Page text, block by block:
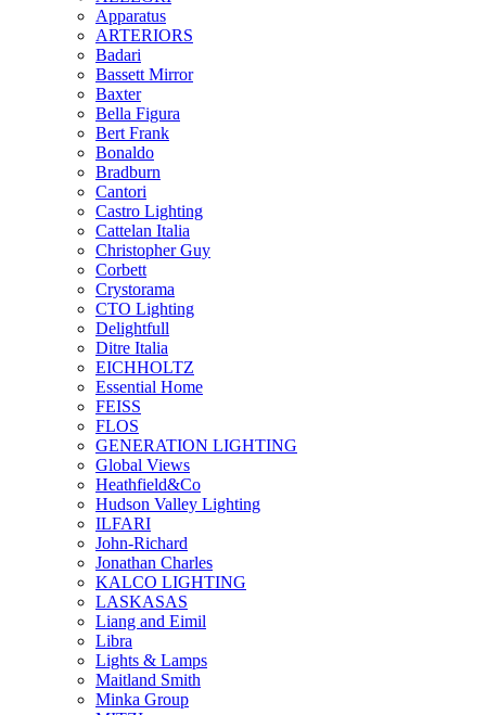
Apparatus
ARTERIORS
Badari
Bassett Mirror
Baxter
Bella Figura
Bert Frank
Bonaldo
Bradburn
Cantori
Castro Lighting
Cattelan Italia
Christopher Guy
Corbett
Crystorama
CTO Lighting
Delightfull
Ditre Italia
EICHHOLTZ
Essential Home
FEISS
FLOS
GENERATION LIGHTING
Global Views
Heathfield&Co
Hudson Valley Lighting
ILFARI
John-Richard
Jonathan Charles
KALCO LIGHTING
LASKASAS
Liang and Eimil
Libra
Lights & Lamps
Maitland Smith
Minka Group